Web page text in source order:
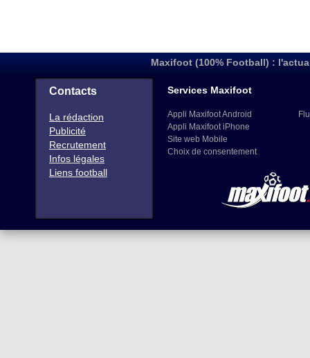
Maxifoot (100% Football) :
Contacts
La rédaction
Publicité
Recrutement
Infos légales
Liens football
Services Maxifoot
Appli Maxifoot Android
Appli Maxifoot iPhone
Site web Mobile
Choix de consentement